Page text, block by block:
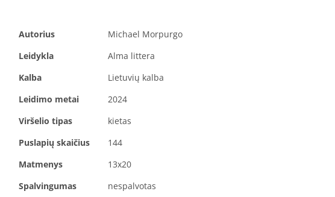
Autorius
Michael Morpurgo
Leidykla
Alma littera
Kalba
Lietuvių kalba
Leidimo metai
2024
Viršelio tipas
kietas
Puslapių skaičius
144
Matmenys
13x20
Spalvingumas
nespalvotas